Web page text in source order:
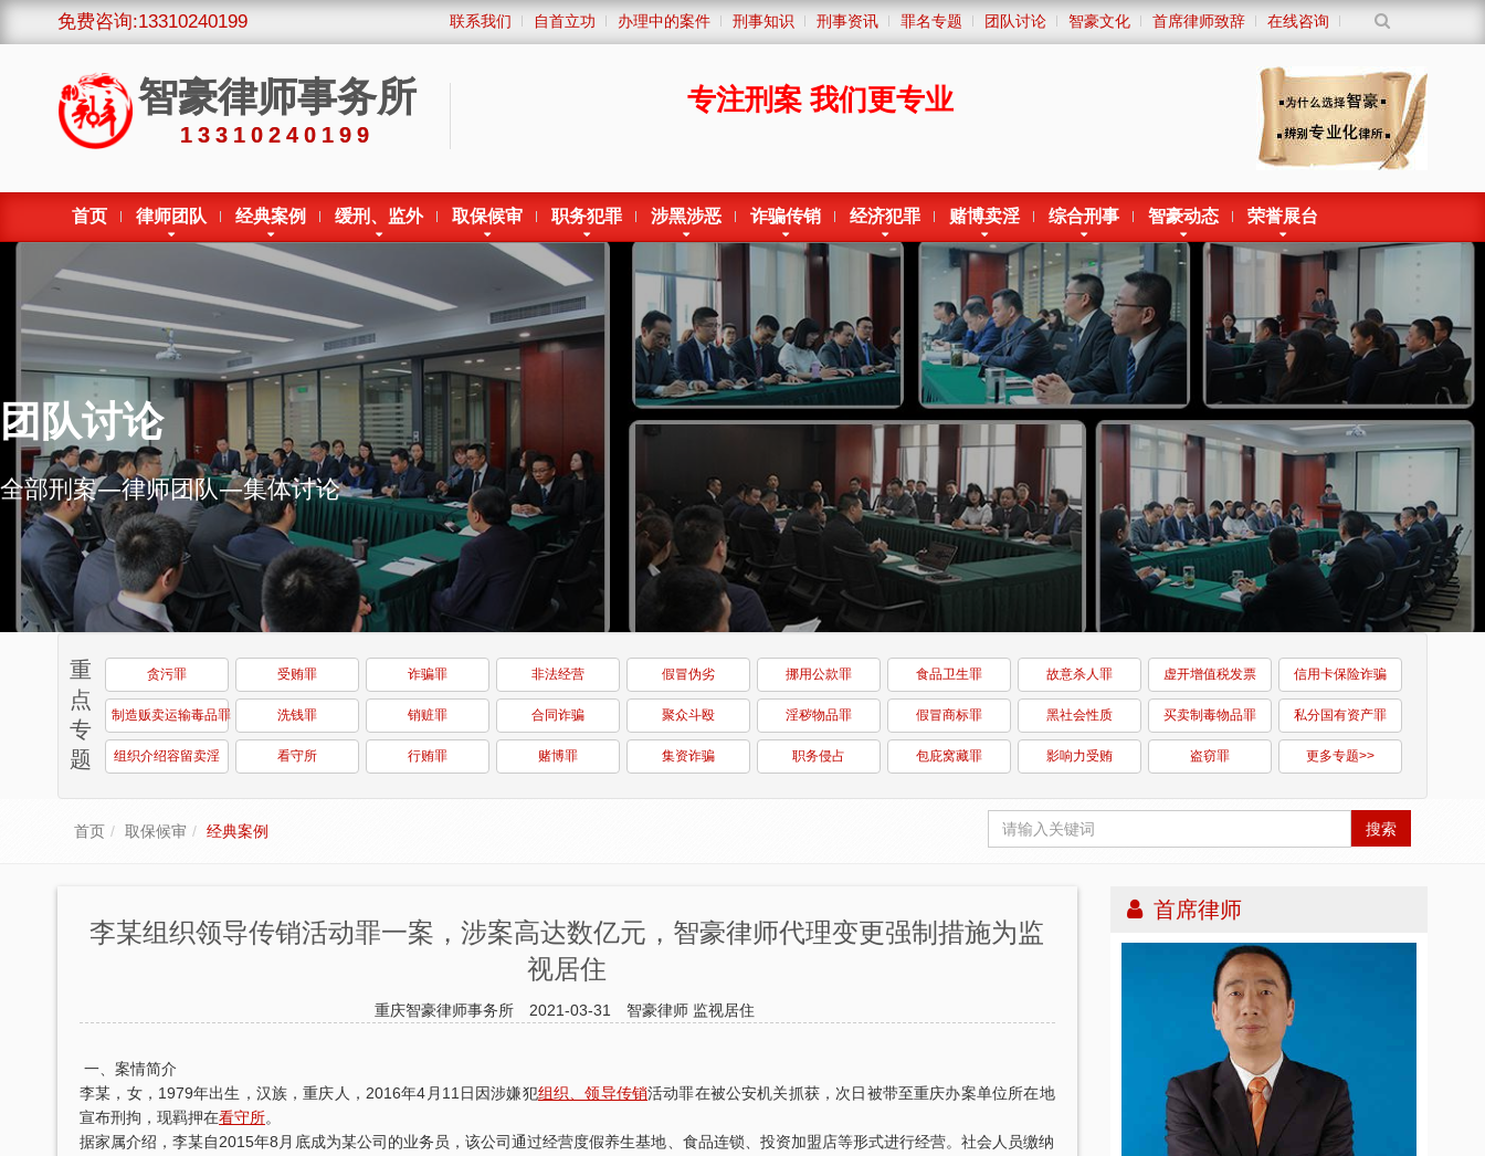
免费咨询:13310240199 联系我们 自首立功 办理中的案件 刑事知识 刑事资讯 罪名专题 团队讨论 智豪文化 首席律师致辞 在线咨询
智豪律师事务所
13310240199
专注刑案 我们更专业
首页 律师团队 经典案例 缓刑、监外 取保候审 职务犯罪 涉黑涉恶 诈骗传销 经济犯罪 赌博卖淫 综合刑事 智豪动态 荣誉展台
团队讨论
全部刑案—律师团队—集体讨论
重
点
专
题
贪污罪 受贿罪 诈骗罪 非法经营 假冒伪劣 挪用公款罪 食品卫生罪 故意杀人罪 虚开增值税发票 信用卡保险诈骗
制造贩卖运输毒品罪 洗钱罪 销赃罪 合同诈骗 聚众斗殴 淫秽物品罪 假冒商标罪 黑社会性质 买卖制毒物品罪 私分国有资产罪
组织介绍容留卖淫 看守所 行贿罪 赌博罪 集资诈骗 职务侵占 包庇窝藏罪 影响力受贿 盗窃罪 更多专题>>
首页 取保候审 经典案例 搜索
李某组织领导传销活动罪一案，涉案高达数亿元，智豪律师代理变更强制措施为监
视居住
重庆智豪律师事务所 2021-03-31 智豪律师 监视居住
一、案情简介
李某，女，1979年出生，汉族，重庆人，2016年4月11日因涉嫌犯组织、领导传销活动罪在被公安机关抓获，次日被带至重庆办案单位所在地
宣布刑拘，现羁押在看守所。
据家属介绍，李某自2015年8月底成为某公司的业务员，该公司通过经营度假养生基地、食品连锁、投资加盟店等形式进行经营。社会人员缴纳
首席律师